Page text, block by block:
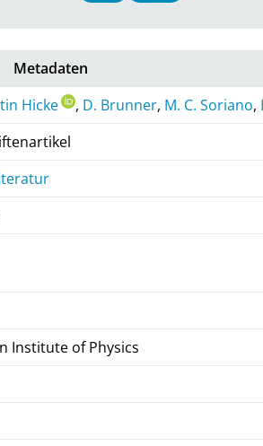
Metadaten
Hicke , D. Brunner, M. C. Soriano,
Institute of Physics